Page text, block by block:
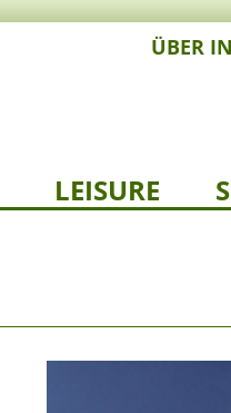
ÜBER
LEISURE